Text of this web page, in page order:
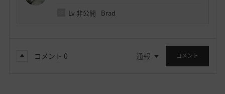
Lv 非公開 Brad
コメント 0 通報 コメント